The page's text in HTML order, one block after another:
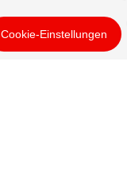
Cookie-Einstellungen